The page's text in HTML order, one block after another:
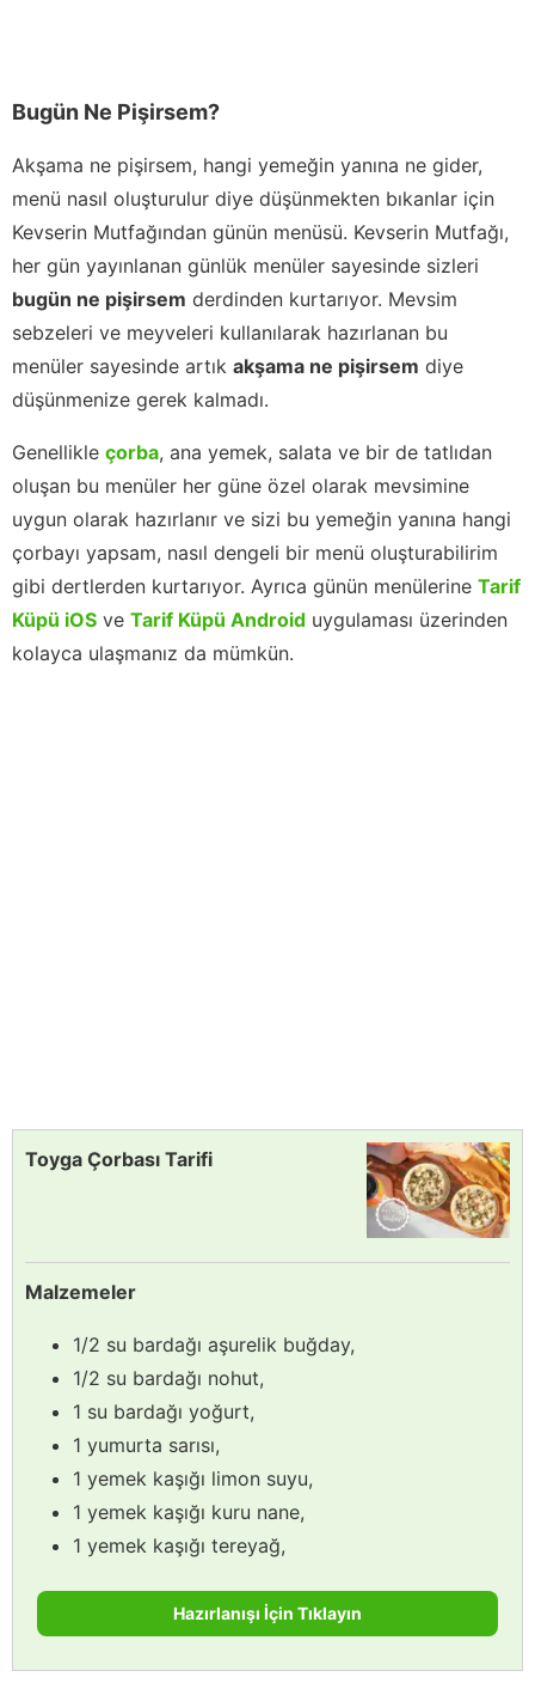
Bugün Ne Pişirsem?
Akşama ne pişirsem, hangi yemeğin yanına ne gider,
menü nasıl oluşturulur diye düşünmekten bıkanlar için
Kevserin Mutfağından günün menüsü. Kevserin Mutfağı,
her gün yayınlanan günlük menüler sayesinde sizleri
bugün ne pişirsem derdinden kurtarıyor. Mevsim
sebzeleri ve meyveleri kullanılarak hazırlanan bu
menüler sayesinde artık akşama ne pişirsem diye
düşünmenize gerek kalmadı.
Genellikle çorba, ana yemek, salata ve bir de tatlıdan
oluşan bu menüler her güne özel olarak mevsimine
uygun olarak hazırlanır ve sizi bu yemeğin yanına hangi
çorbayı yapsam, nasıl dengeli bir menü oluşturabilirim
gibi dertlerden kurtarıyor. Ayrıca günün menülerine Tarif
Küpü iOS ve Tarif Küpü Android uygulaması üzerinden
kolayca ulaşmanız da mümkün.
Toyga Çorbası Tarifi
Malzemeler
1/2 su bardağı aşurelik buğday,
1/2 su bardağı nohut,
1 su bardağı yoğurt,
1 yumurta sarısı,
1 yemek kaşığı limon suyu,
1 yemek kaşığı kuru nane,
1 yemek kaşığı tereyağ,
Hazırlanışı İçin Tıklayın